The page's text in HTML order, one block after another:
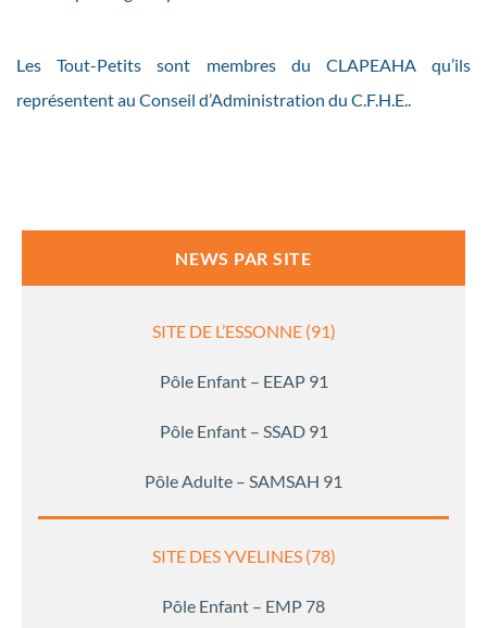
Les Tout-Petits sont membres du CLAPEAHA qu’ils
représentent au Conseil d’Administration du C.F.H.E..
NEWS PAR SITE
SITE DE L’ESSONNE (91)
Pôle Enfant – EEAP 91
Pôle Enfant – SSAD 91
Pôle Adulte – SAMSAH 91
SITE DES YVELINES (78)
Pôle Enfant – EMP 78